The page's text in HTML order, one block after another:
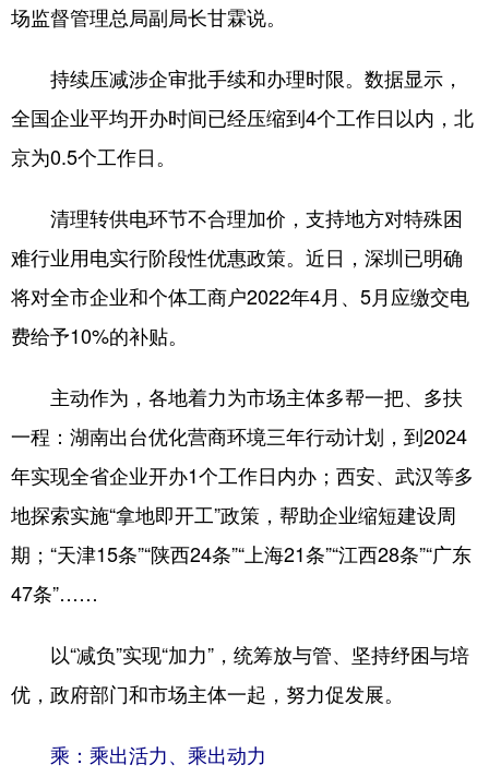
场监督管理总局副局长甘霖说。
持续压减涉企审批手续和办理时限。数据显示，
全国企业平均开办时间已经压缩到4个工作日以内，北
京为0.5个工作日。
清理转供电环节不合理加价，支持地方对特殊困
难行业用电实行阶段性优惠政策。近日，深圳已明确
将对全市企业和个体工商户2022年4月、5月应缴交电
费给予10%的补贴。
主动作为，各地着力为市场主体多帮一把、多扶
一程：湖南出台优化营商环境三年行动计划，到2024
年实现全省企业开办1个工作日内办；西安、武汉等多
地探索实施“拿地即开工”政策，帮助企业缩短建设周
期；“天津15条”“陕西24条”“上海21条”“江西28条”“广东
47条”……
以“减负”实现“加力”，统筹放与管、坚持纾困与培
优，政府部门和市场主体一起，努力促发展。
乘：乘出活力、乘出动力